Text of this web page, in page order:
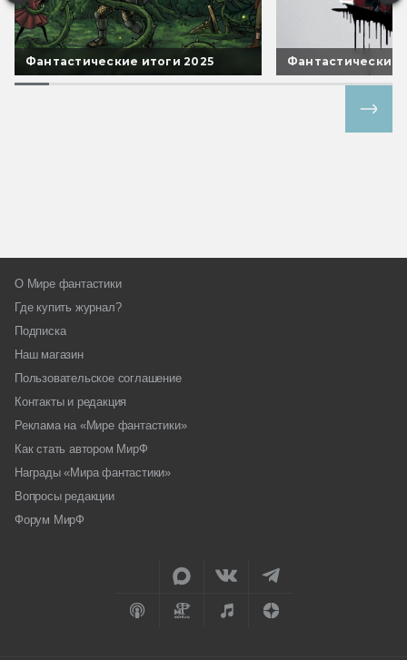
Фантастические итоги 2025 Фантастические
О Мире фантастики
Где купить журнал?
Подписка
Наш магазин
Пользовательское соглашение
Контакты и редакция
Реклама на «Мире фантастики»
Как стать автором МирФ
Награды «Мира фантастики»
Вопросы редакции
Форум МирФ